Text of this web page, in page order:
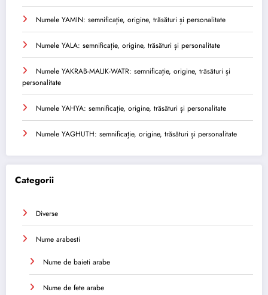
Numele YAMIN: semnificație, origine, trăsături și personalitate
Numele YALA: semnificație, origine, trăsături și personalitate
Numele YAKRAB-MALIK-WATR: semnificație, origine, trăsături și
personalitate
Numele YAHYA: semnificație, origine, trăsături și personalitate
Numele YAGHUTH: semnificație, origine, trăsături și personalitate
Categorii
Diverse
Nume arabesti
Nume de baieti arabe
Nume de fete arabe